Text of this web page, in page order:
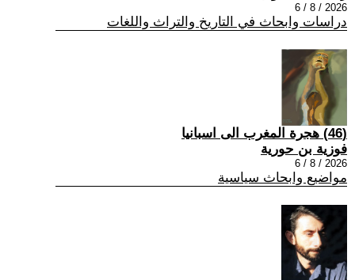
2026 / 8 / 6
دراسات وابحاث في التاريخ والتراث واللغات
(46) هجرة المغرب الى اسبانيا
فوزية بن حورية
2026 / 8 / 6
مواضيع وابحاث سياسية